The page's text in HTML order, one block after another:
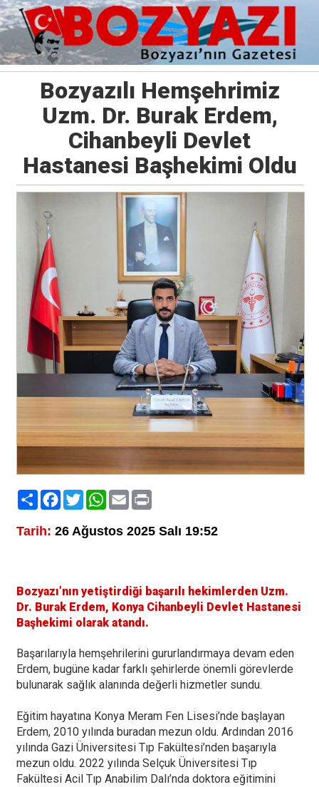
Bozyazılı Hemşehrimiz
Uzm. Dr. Burak Erdem,
Cihanbeyli Devlet
Hastanesi Başhekimi Oldu
PaylaşFacebook
TwitterWhatsApp
EmailPrint
Tarih: 26 Ağustos 2025 Salı 19:52
Bozyazı’nın yetiştirdiği başarılı hekimlerden Uzm.
Dr. Burak Erdem, Konya Cihanbeyli Devlet Hastanesi
Başhekimi olarak atandı.
Başarılarıyla hemşehrilerini gururlandırmaya devam eden
Erdem, bugüne kadar farklı şehirlerde önemli görevlerde
bulunarak sağlık alanında değerli hizmetler sundu.
Eğitim hayatına Konya Meram Fen Lisesi’nde başlayan
Erdem, 2010 yılında buradan mezun oldu. Ardından 2016
yılında Gazi Üniversitesi Tıp Fakültesi’nden başarıyla
mezun oldu. 2022 yılında Selçuk Üniversitesi Tıp
Fakültesi Acil Tıp Anabilim Dalı’nda doktora eğitimini